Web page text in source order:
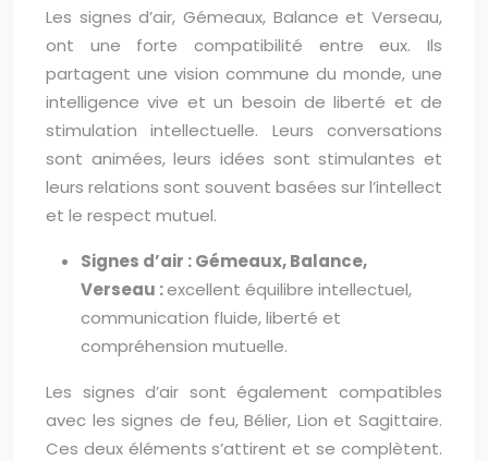
Les signes d’air, Gémeaux, Balance et Verseau,
ont une forte compatibilité entre eux. Ils
partagent une vision commune du monde, une
intelligence vive et un besoin de liberté et de
stimulation intellectuelle. Leurs conversations
sont animées, leurs idées sont stimulantes et
leurs relations sont souvent basées sur l’intellect
et le respect mutuel.
Signes d’air : Gémeaux, Balance,
Verseau :excellent équilibre intellectuel,
communication fluide, liberté et
compréhension mutuelle.
Les signes d’air sont également compatibles
avec les signes de feu, Bélier, Lion et Sagittaire.
Ces deux éléments s’attirent et se complètent.